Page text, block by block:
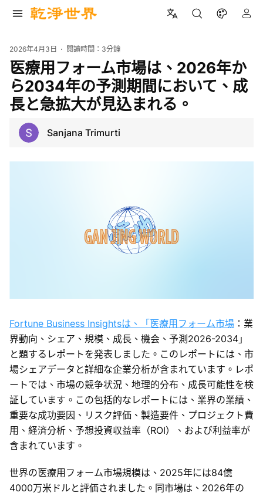
2026年4月3日 閱讀時間： 3分鐘
医療用フォーム市場は、2026年か
ら2034年の予測期間において、成
長と急拡大が見込まれる。
Sanjana Trimurti
Fortune Business Insightsは、「医療用フォーム市場 ：業
界動向、シェア、規模、成長、機会、予測2026-2034」
と題するレポートを発表しました。このレポートには、市
場シェアデータと詳細な企業分析が含まれています。レポ
ートでは、市場の競争状況、地理的分布、成長可能性を検
証しています。この包括的なレポートには、業界の業績、
重要な成功要因、リスク評価、製造要件、プロジェクト費
用、経済分析、予想投資収益率（ROI）、および利益率が
含まれています。
世界の医療用フォーム市場規模は、2025年には84億
4000万米ドルと評価されました。同市場は、2026年の